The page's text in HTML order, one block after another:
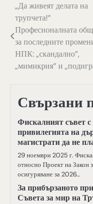
Навигация
„Да живеят делата на
трупчета!“
Професионалната
за последните
НПК: „скандално“,
„мимикрия“ и
Свързани
Фискалният съвет с
привилегията на
магистрати да не
29 ноември 2025 г.
относно Проект на Закон
осигуряване за 2026…
За прибързаното
Съвета за мир на